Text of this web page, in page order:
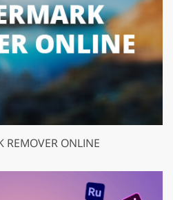
REMOVER ONLINE